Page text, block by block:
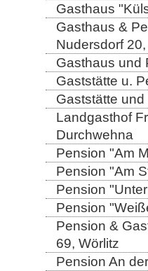
Gasthaus
Gasthaus &
Nudersdorf
Gasthaus und
Gaststätte u.
Gaststätte
Landgasthof
Durchwehna
Pension "Am
Pension "Am
Pension
Pension
Pension &
69, Wörlitz
Pension An